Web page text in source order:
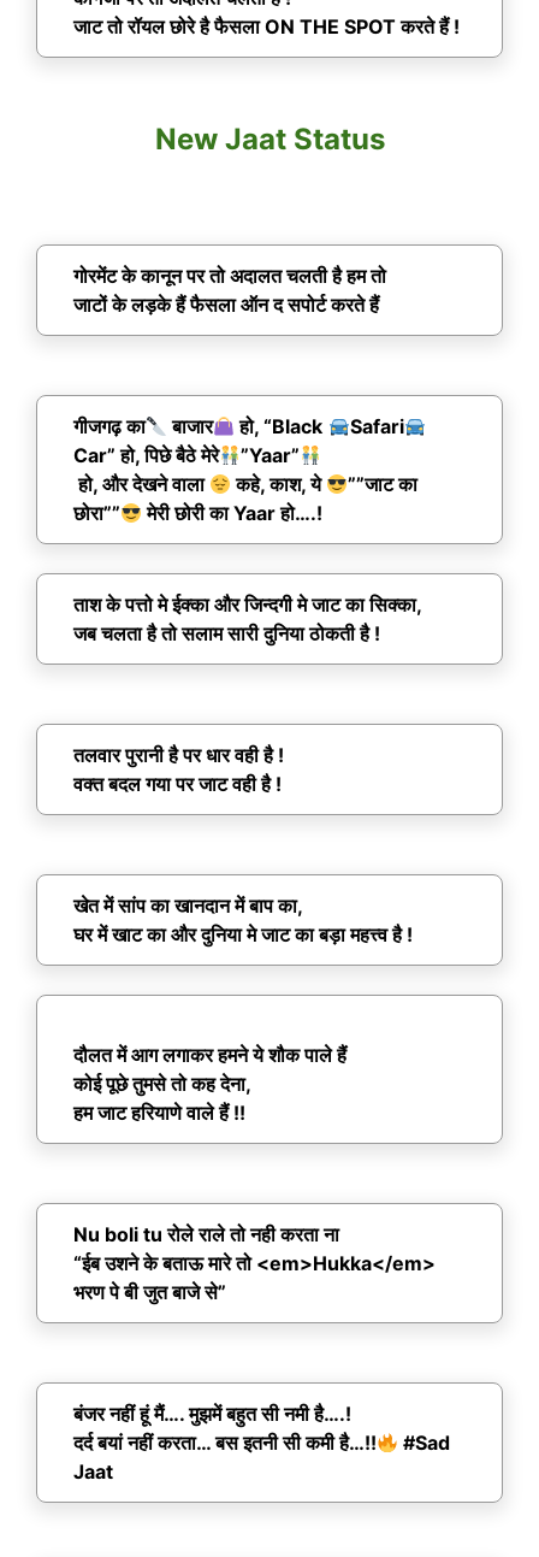
जाट तो रॉयल छोरे है फैसला ON THE SPOT करते हैं !
New Jaat Status
गोरमेंट के कानून पर तो अदालत चलती है हम तो
जाटों के लड़के हैं फैसला ऑन द सपोर्ट करते हैं
गीजगढ़ का बाजार हो, “Black
Safari
Car” हो, पिछे बैठे मेरे
”Yaar”
हो, और देखने वाला
कहे, काश, ये
””जाट का
छोरा””
मेरी छोरी का Yaar हो….!
ताश के पत्तो मे ईक्का और जिन्दगी मे जाट का सिक्का,
जब चलता है तो सलाम सारी दुनिया ठोकती है !
तलवार पुरानी है पर धार वही है !
वक्त बदल गया पर जाट वही है !
खेत में सांप का खानदान में बाप का,
घर में खाट का और दुनिया मे जाट का बड़ा महत्त्व है !
दौलत में आग लगाकर हमने ये शौक पाले हैं
कोई पूछे तुमसे तो कह देना,
हम जाट हरियाणे वाले हैं !!
Nu boli tu रोले राले तो नही करता ना
“ईब उशने के बताऊ मारे तो <em>Hukka</em>
भरण पे बी जुत बाजे से”
बंजर नहीं हूं मैं…. मुझमें बहुत सी नमी है….!
दर्द बयां नहीं करता… बस इतनी सी कमी है…!!
#Sad
Jaat